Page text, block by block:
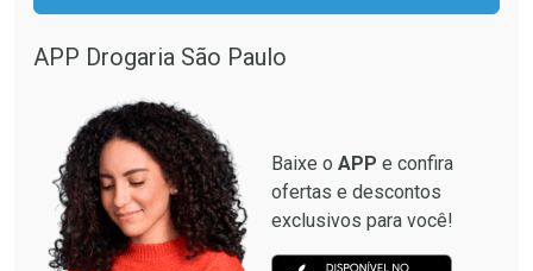
APP Drogaria São Paulo
Baixe o APP e confira
ofertas e descontos
exclusivos para você!